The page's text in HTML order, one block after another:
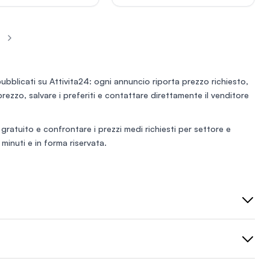
scenografie,
online
oppure singole
disponibili dati
su Attivita24: ogni annuncio riporta prezzo richiesto,
salvare i preferiti e contattare direttamente il venditore
gratuito e confrontare i prezzi medi richiesti per settore e
e in forma riservata.